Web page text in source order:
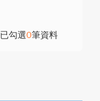
已勾選0筆資料